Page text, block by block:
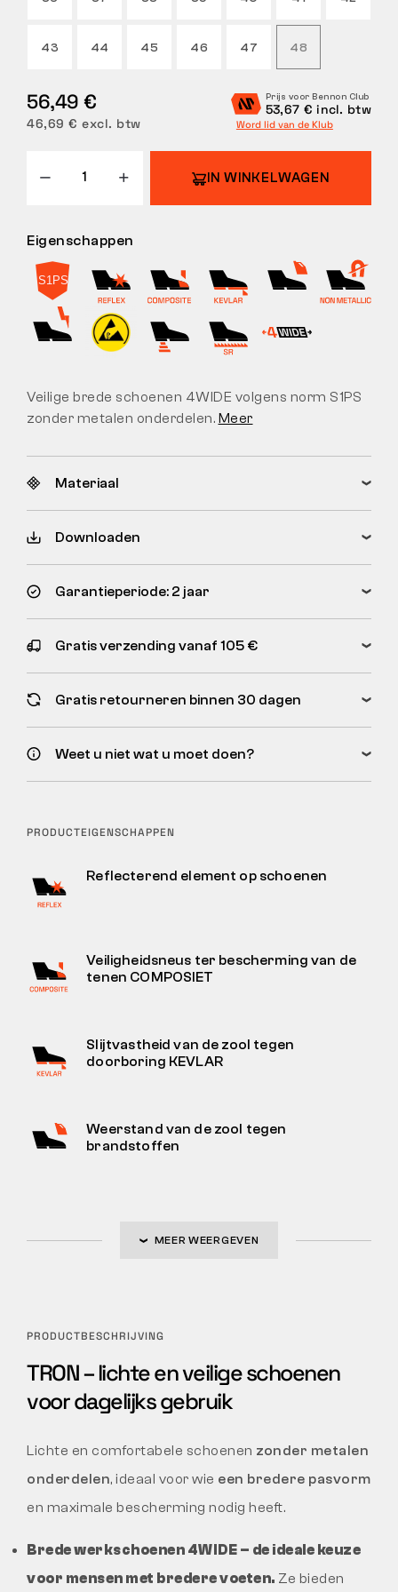
43 44 45 46 47 48
56,49 €
46,69 € excl. btw
Prijs voor Bennon Club
53,67 € incl. btw
Word lid van de Klub
IN WINKELWAGEN
Eigenschappen
Veilige brede schoenen 4WIDE volgens norm S1PS
zonder metalen onderdelen. Meer
Materiaal
Downloaden
Garantieperiode: 2 jaar
Gratis verzending vanaf 105 €
Gratis retourneren binnen 30 dagen
Weet u niet wat u moet doen?
PRODUCTEIGENSCHAPPEN
Reflecterend element op schoenen
Veiligheidsneus ter bescherming van de
tenen COMPOSIET
Slijtvastheid van de zool tegen
doorboring KEVLAR
Weerstand van de zool tegen
brandstoffen
MEER WEERGEVEN
PRODUCTBESCHRIJVING
TRON – lichte en veilige schoenen
voor dagelijks gebruik
Lichte en comfortabele schoenen zonder metalen
onderdelen, ideaal voor wie een bredere pasvorm
en maximale bescherming nodig heeft.
Brede werkschoenen 4WIDE – de ideale keuze
voor mensen met bredere voeten. Ze bieden